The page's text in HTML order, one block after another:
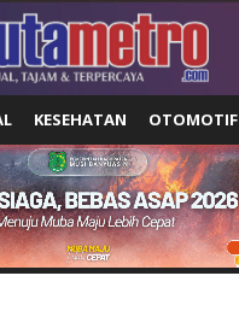
KESEHATAN OTOMOTIF